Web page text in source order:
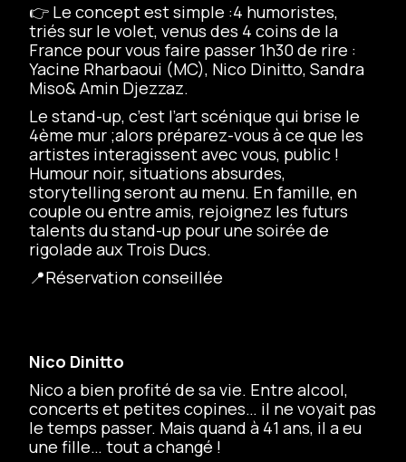
👉 Le concept est simple :4 humoristes,
triés sur le volet, venus des 4 coins de la
France pour vous faire passer 1h30 de rire :
Yacine Rharbaoui (MC), Nico Dinitto, Sandra
Miso& Amin Djezzaz.
Le stand-up, c’est l’art scénique qui brise le
4ème mur ;alors préparez-vous à ce que les
artistes interagissent avec vous, public !
Humour noir, situations absurdes,
storytelling seront au menu. En famille, en
couple ou entre amis, rejoignez les futurs
talents du stand-up pour une soirée de
rigolade aux Trois Ducs.
📍Réservation conseillée
Nico Dinitto
Nico a bien profité de sa vie. Entre alcool,
concerts et petites copines… il ne voyait pas
le temps passer. Mais quand à 41 ans, il a eu
une fille… tout a changé !